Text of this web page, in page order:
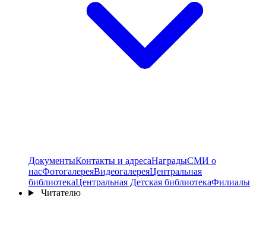
ДокументыКонтакты и адресаНаградыСМИ о
насФотогалереяВидеогалереяЦентральная
библиотекаЦентральная Детская библиотекаФилиалы
Читателю